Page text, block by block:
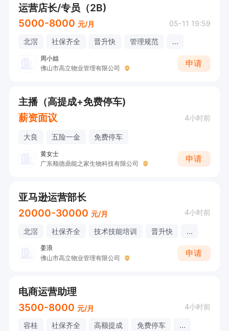
运营店长/专员（2B)
5000-8000 元/月 05-11 19:59
北滘 社保齐全 晋升快 管理规范 ...
周小姐
佛山市高立物业管理有限公司
申请
主播（高提成+免费停车)
薪资面议
4小时前
大良 五险一金 免费停车
黄女士
广东顺德鼎能之家生物科技有限公司
申请
亚马逊运营部长
20000-30000 元/月 4小时前
北滘 社保齐全 技术技能培训 晋升快 ...
姜浪
佛山市高立物业管理有限公司
申请
电商运营助理
3500-8000 元/月 4小时前
容桂 社保齐全 高额提成 免费停车 ...